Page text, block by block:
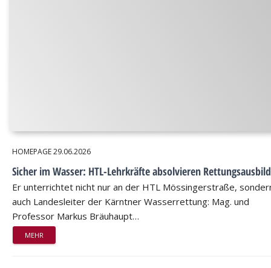
HOMEPAGE29.06.2026
Sicher im Wasser: HTL-Lehrkräfte absolvieren
Er unterrichtet nicht nur an der HTL Mössingerstraße,
auch Landesleiter der Kärntner Wasserrettung: Mag. und
Professor Markus Bräuhaupt…
MEHR